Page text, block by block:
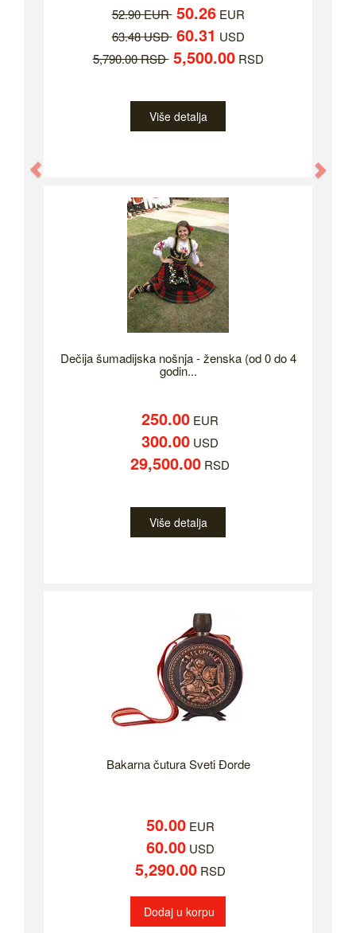
52.90 EUR 50.26EUR
63.48 USD 60.31 USD
5,790.00 RSD 5,500.00RSD
Više detalja
Dečija šumadijska nošnja - ženska (od 0 do 4
godin...
250.00 EUR
300.00 USD
29,500.00 RSD
Više detalja
Bakarna čutura Sveti Đorde
50.00EUR
60.00USD
5,290.00RSD
Dodaj u korpu